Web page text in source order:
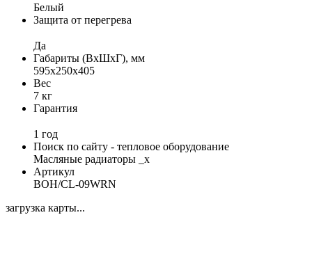
Белый
Защита от перегрева
Да
Габариты (ВхШхГ), мм
595х250х405
Вес
7 кг
Гарантия
1 год
Поиск по сайту - тепловое оборудование
Масляные радиаторы _x
Артикул
BOH/CL-09WRN
загрузка карты...